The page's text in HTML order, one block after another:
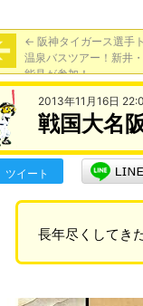
← 阪神タイガース選手
温泉バスツアー！新井
能見が参加！
2013年11月16日
戦国大名
ツイート
長年尽くしてき